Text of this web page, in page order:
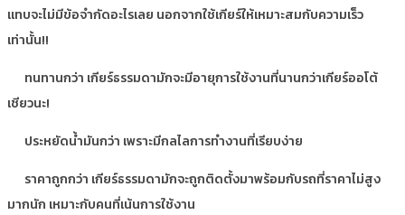
แทบจะไม่มีข้อจำกัดอะไรเลย นอกจากใช้เกียร์ให้เหมาะสมกับความเร็ว
เท่านั้น!!
ทนทานกว่า เกียร์ธรรมดามักจะมีอายุการใช้งานที่นานกว่าเกียร์ออโต้
เชียวนะ!
ประหยัดน้ำมันกว่า เพราะมีกลไลการทำงานที่เรียบง่าย
ราคาถูกกว่า เกียร์ธรรมดามักจะถูกติดตั้งมาพร้อมกับรถที่ราคาไม่สูง
มากนัก เหมาะกับคนที่เน้นการใช้งาน